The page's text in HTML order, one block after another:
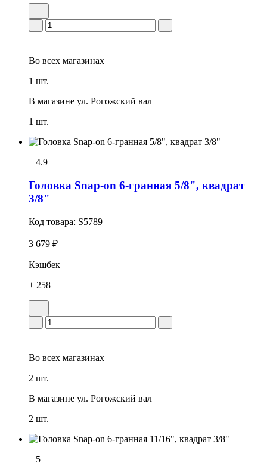
Во всех магазинах
1 шт.
В магазине ул. Рогожский вал
1 шт.
4.9
Головка Snap-on 6-гранная 5/8", квадрат
3/8"
Код товара: S5789
3 679 ₽
Кэшбек
+ 258
Во всех магазинах
2 шт.
В магазине ул. Рогожский вал
2 шт.
5